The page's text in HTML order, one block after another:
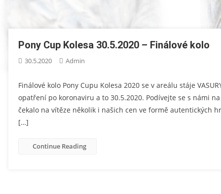
Pony Cup Kolesa 30.5.2020 – Finálové kolo
30.5.2020 Admin
Finálové kolo Pony Cupu Kolesa 2020 se v areálu stáje
opatření po koronaviru a to 30.5.2020. Podívejte se s námi
čekalo na vítěze několik i našich cen ve formě autentických
[…]
Continue Reading